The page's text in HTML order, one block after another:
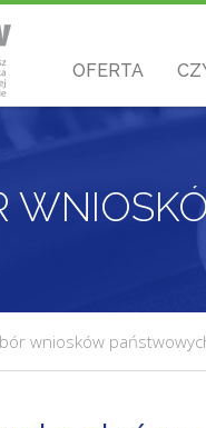
OFERTA
wniosków